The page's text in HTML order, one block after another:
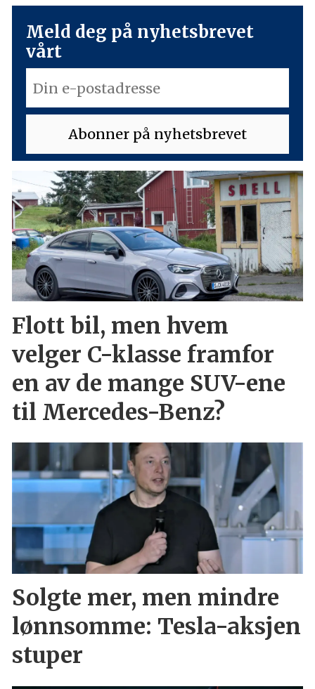
Meld deg på nyhetsbrevet
vårt
Flott bil, men hvem
velger C-klasse framfor
en av de mange SUV-ene
til Mercedes-Benz?
Solgte mer, men mindre
lønnsomme: Tesla-aksjen
stuper